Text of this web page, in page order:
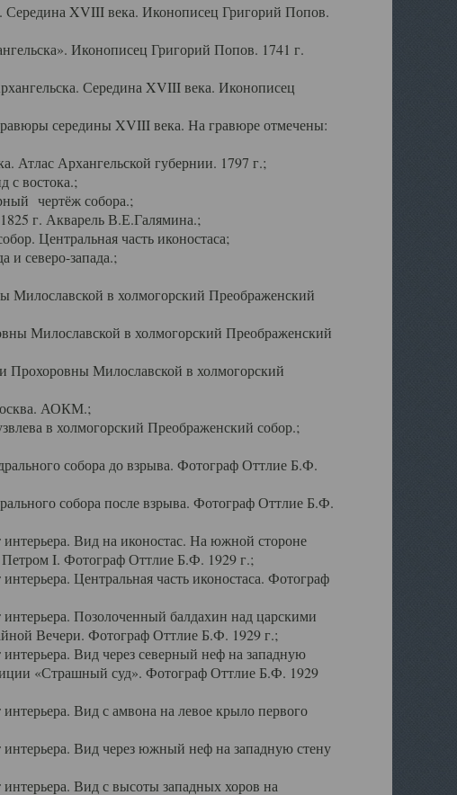
XVIII века. Иконописец Григорий Попов.
Иконописец Григорий Попов. 1741 г.
Середина XVIII века. Иконописец
середины XVIII века. На гравюре отмечены:
Атлас Архангельской губернии. 1797 г.;
с востока.;
чертёж собора.;
г. Акварель В.Е.Галямина.;
Центральная часть иконостаса;
северо-запада.;
в холмогорский Преображенский
Милославской в холмогорский Преображенский
Милославской в холмогорский
АОКМ.;
в холмогорский Преображенский собор.;
собора до взрыва. Фотограф Оттлие Б.Ф.
собора после взрыва. Фотограф Оттлие Б.Ф.
Вид на иконостас. На южной стороне
I. Фотограф Оттлие Б.Ф. 1929 г.;
Центральная часть иконостаса. Фотограф
Позолоченный балдахин над царскими
Вечери. Фотограф Оттлие Б.Ф. 1929 г.;
Вид через северный неф на западную
«Страшный суд». Фотограф Оттлие Б.Ф. 1929
Вид с амвона на левое крыло первого
Вид через южный неф на западную стену
Вид с высоты западных хоров на